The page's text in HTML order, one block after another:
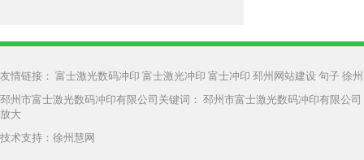
友情链接： 富士激光数码冲印 富士激光冲印 富士冲印 邳州网站建设 句子 徐
邳州市富士激光数码冲印有限公司 关键词： 邳州市富士激光数码冲印有限公司
放大
技术支持： 徐州慧网